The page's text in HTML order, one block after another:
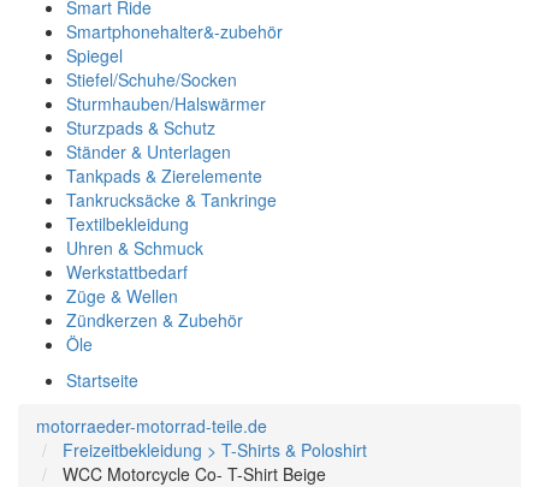
Smart Ride
Smartphonehalter&-zubehör
Spiegel
Stiefel/Schuhe/Socken
Sturmhauben/Halswärmer
Sturzpads & Schutz
Ständer & Unterlagen
Tankpads & Zierelemente
Tankrucksäcke & Tankringe
Textilbekleidung
Uhren & Schmuck
Werkstattbedarf
Züge & Wellen
Zündkerzen & Zubehör
Öle
Startseite
motorraeder-motorrad-teile.de
Freizeitbekleidung > T-Shirts & Poloshirt
WCC Motorcycle Co- T-Shirt Beige